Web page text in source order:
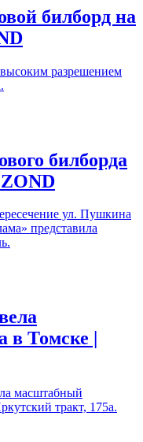
билборд на
разрешением
билборда
ул. Пушкина
представила
в Томске |
масштабный
тракт, 175а.